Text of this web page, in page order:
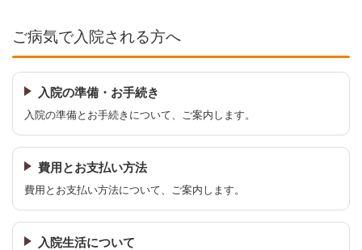
ご病気で入院される方へ
入院の準備・お手続き
入院の準備とお手続きについて、ご案内します。
費用とお支払い方法
費用とお支払い方法について、ご案内します。
入院生活について